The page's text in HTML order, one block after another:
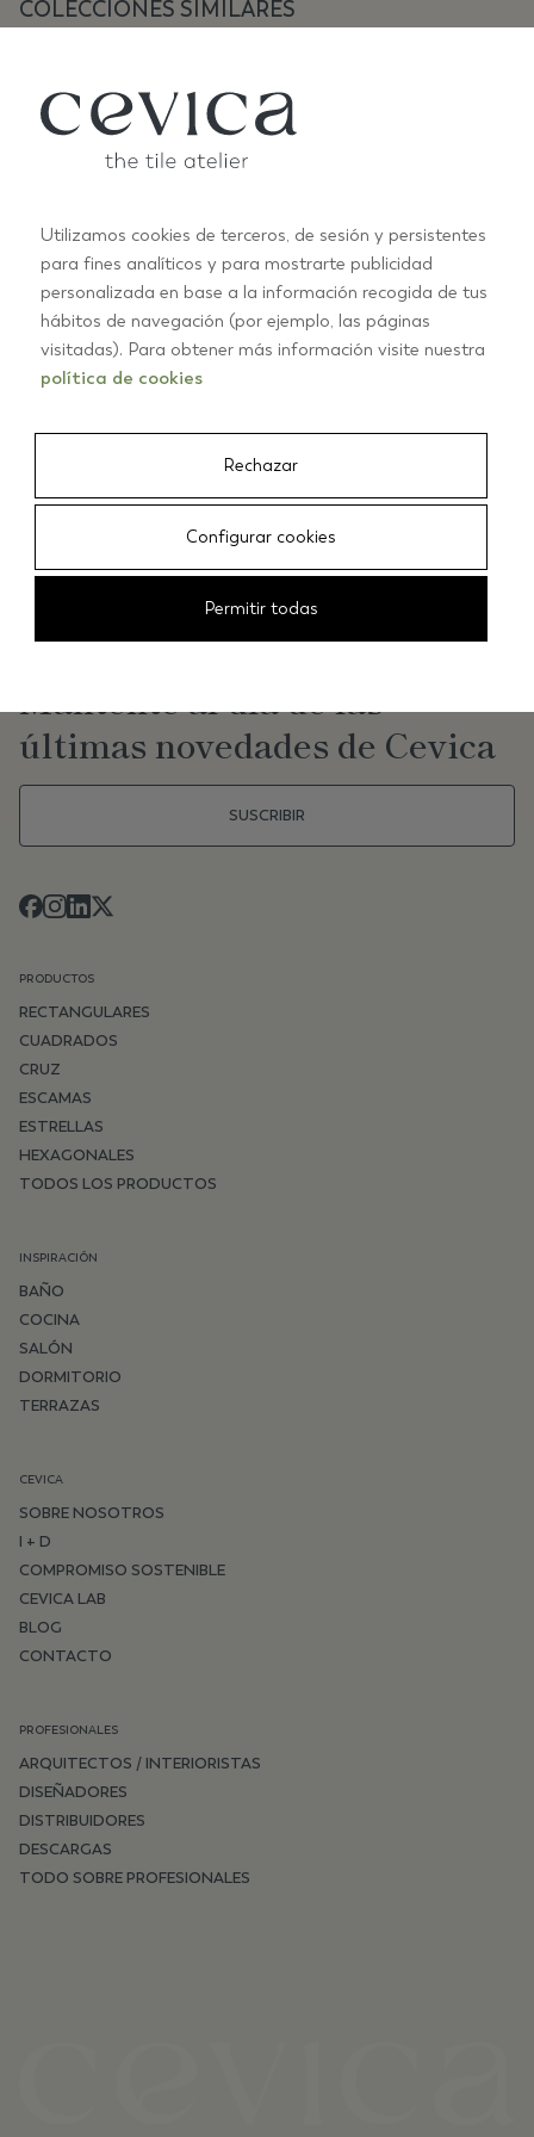
COLECCIONES SIMILARES
ANTIC PASTELS
+10
NEWSLETTER
Mantente al día de las
últimas novedades de Cevica
SUSCRIBIR
PRODUCTOS
RECTANGULARES
CUADRADOS
CRUZ
ESCAMAS
ESTRELLAS
HEXAGONALES
TODOS LOS PRODUCTOS
INSPIRACIÓN
BAÑO
COCINA
SALÓN
DORMITORIO
TERRAZAS
CEVICA
SOBRE NOSOTROS
I + D
COMPROMISO SOSTENIBLE
CEVICA LAB
BLOG
CONTACTO
PROFESIONALES
ARQUITECTOS / INTERIORISTAS
DISEÑADORES
DISTRIBUIDORES
DESCARGAS
TODO SOBRE PROFESIONALES
Utilizamos cookies de terceros, de sesión y persistentes
para fines analíticos y para mostrarte publicidad
personalizada en base a la información recogida de tus
hábitos de navegación (por ejemplo, las páginas
visitadas). Para obtener más información visite nuestra
política de cookies
Rechazar
Configurar cookies
Permitir todas